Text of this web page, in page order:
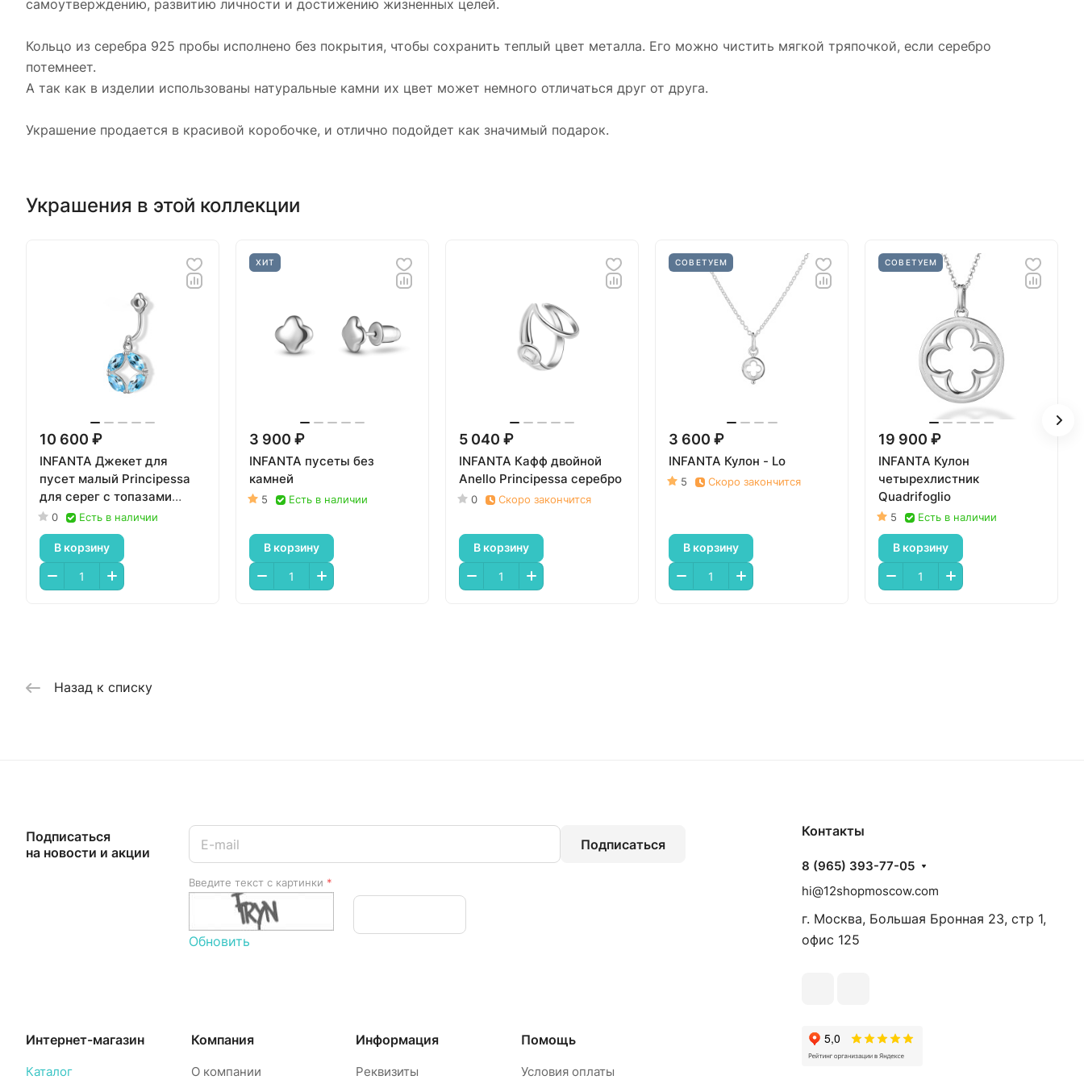
отлично подойдет как значимый подарок.
самоутверждению, развитию личности и достижению жизненных целей.
Кольцо из серебра 925 пробы исполнено без покрытия, чтобы сохранить теплый цвет металла. Его можно чистить мягкой тряпочкой, если серебро
потемнеет.
А так как в изделии использованы натуральные камни их цвет может немного отличаться друг от друга.
Украшение продается в красивой коробочке, и отлично подойдет как значимый подарок.
Украшения в этой коллекции
10 600 ₽
INFANTA Джекет для
пусет малый Principessa
для серег с топазами
маркиз в серебре
0 Есть в наличии
В корзину
ХИТ
3 900 ₽
INFANTA пусеты без
камней
5 Есть в наличии
В корзину
5 040 ₽
INFANTA Кафф двойной
Anello Principessa серебро
0 Скоро закончится
В корзину
СОВЕТУЕМ
3 600 ₽
INFANTA Кулон - Lo
5 Скоро закончится
В корзину
СОВЕТУЕМ
19 900 ₽
INFANTA Кулон
четырехлистник
Quadrifoglio
5 Есть в наличии
В корзину
Назад к списку
Подписаться
на новости и акции
Подписаться
Введите текст с картинки *
Обновить
Интернет-магазин
Каталог
Компания
О компании
Информация
Реквизиты
Помощь
Условия оплаты
Контакты
8 (965) 393-77-05
hi@12shopmoscow.com
г. Москва, Большая Бронная 23, стр 1,
офис 125